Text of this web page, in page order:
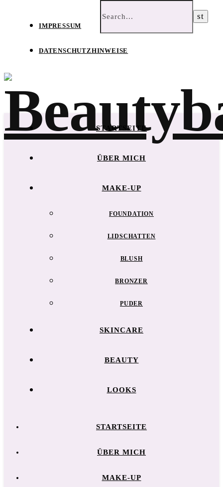
IMPRESSUM
DATENSCHUTZHINWEISE
STARTSEITE
ÜBER MICH
MAKE-UP
FOUNDATION
LIDSCHATTEN
BLUSH
BRONZER
PUDER
SKINCARE
BEAUTY
LOOKS
STARTSEITE
ÜBER MICH
MAKE-UP